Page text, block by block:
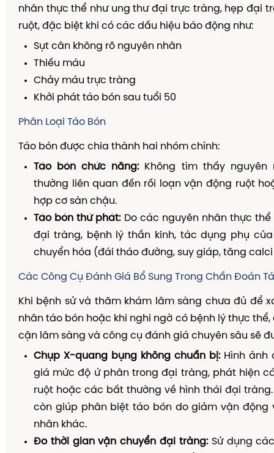
nhân thực thể như ung thư đại trực tràng, hẹp đại
ruột, đặc biệt khi có các dấu hiệu báo động như:
Sụt cân không rõ nguyên nhân
Thiếu máu
Chảy máu trực tràng
Khởi phát táo bón sau tuổi 50
Phân Loại Táo Bón
Táo bón được chia thành hai nhóm chính:
Táo bón chức năng:Không tìm thấy nguyên
thường liên quan đến rối loạn vận động ruột
hợp cơ sàn chậu.
Táo bón thứ phát:Do các nguyên nhân thực thể
đại tràng, bệnh lý thần kinh, tác dụng phụ
chuyển hóa (đái tháo đường, suy giáp, tăng calci
Các Công Cụ Đánh Giá Bổ Sung Trong Chẩn Đoán
Khi bệnh sử và thăm khám lâm sàng chưa đủ để
nhân táo bón hoặc khi nghi ngờ có bệnh lý thực
cận lâm sàng và công cụ đánh giá chuyên sâu sẽ
Chụp X-quang bụng không chuẩn bị:Hình ảnh
giá mức độ ứ phân trong đại tràng, phát hiện
ruột hoặc các bất thường về hình thái đại
còn giúp phân biệt táo bón do giảm vận động
nhân khác.
Đo thời gian vận chuyển đại tràng:Sử dụng